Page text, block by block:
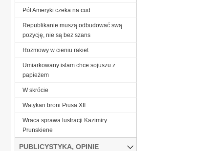
Pół Ameryki czeka na cud
Republikanie muszą odbudować swą
pozycję, nie są bez szans
Rozmowy w cieniu rakiet
Umiarkowany islam chce sojuszu z
papieżem
W skrócie
Watykan broni Piusa XII
Wraca sprawa lustracji Kazimiry
Prunskiene
PUBLICYSTYKA, OPINIE